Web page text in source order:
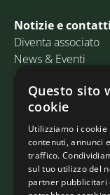
Notizie e contatti
Diventa associato
News & Eventi
Contatti
Email:
PEC:
Indirizzo: Via
30175 Marghera
Questo sito
cookie
Utilizziamo i
contenuti, annunci
traffico.
sul tuo utilizzo del
partner pubblicitari